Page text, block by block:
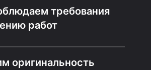
требования
работ
оригинальность